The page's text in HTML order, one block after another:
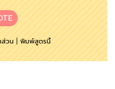
ส่วน|พิมพ์สูตรนี้